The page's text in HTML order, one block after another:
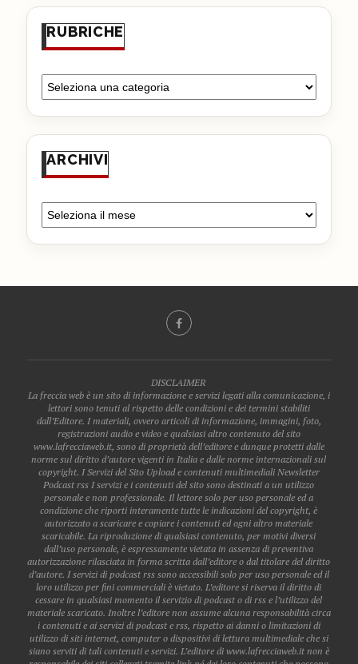
RUBRICHE
ARCHIVI
DISCLAIMER
La freccia web è un sito di informazione e servizi legati alla comunicazione, i
lettori sono tenuti al rispetto delle condizioni e dei termini stabiliti
dall’Editore. I materiali, ovvero articoli di informazione, immagini, foto,
registrazioni audio e video e qualsiasi altro contenuto del sito
www.lafrecciaweb.it, sono di proprietà dell’editore e dunque protetti dalle
norme sul diritto d’autore vigenti in Italia e dalle norme internazionali sul
copyright. I Servizi del Sito Upload e contenuti multimediali Newsletter
Podcast rss I servizi e i contenuti del sito sono destinati a un utilizzo
personale e non professionale. Il lettore solo per uso personale ed a
condizione che riporti interamente tutte le indicazioni del copyright, è
autorizzato a scaricare e copiare i contenuti ed ogni altro materiale
scaricabile. La riproduzione di qualsiasi contenuto, per motivi diversi
dall’uso personale, è espressamente vietata in assenza di preventiva
autorizzazione rilasciata in forma scritta dall’editore o dal titolare del diritto
d’autore. I servizi di podcast rss sono accessibili solo per uso personale ed il
loro utilizzo per fini commerciali è vietato. L’editore si riserva il diritto di
cessare in qualsiasi momento il servizio di podcast o di rss e l’utilizzo del
materiale scaricato. Inoltre l’editore non assume alcuna responsabilità circa
i contenuti e ai servizi di podcast e rss, rispetto ai danni o limitazioni di
utilizzo di siti internet, computer o dispositivi di lettura multimediale che si
siano serviti di tali contenuti e servizi. L’editore di www.lafrecciaweb.it non è